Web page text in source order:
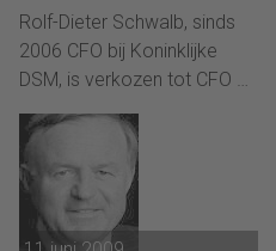
vaardigheden die nodig zijn
om de business zowel te
inspireren als uit te dagen en
om ‘ketendenken’ te
realiseren.
AEX
Rolf-Dieter Schwalb, sinds
2006 CFO bij Koninklijke
DSM, is verkozen tot CFO of
categorie AEX-genoteerde
ondernemingen. Schwalb
kreeg de award
overhandigd ten overstaan